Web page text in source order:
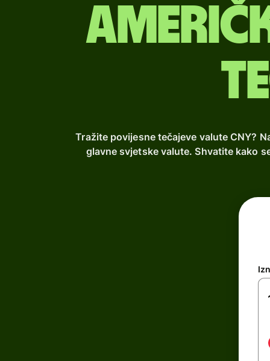
Tražite povijesne tečajeve valute CNY?
glavne svjetske valute. Shvatite kako